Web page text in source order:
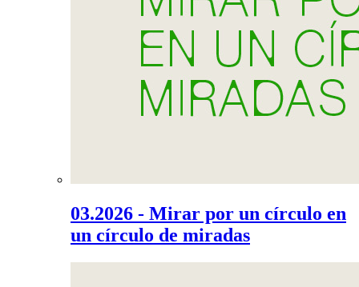
03.2026 - Mirar por un círculo en
un círculo de miradas